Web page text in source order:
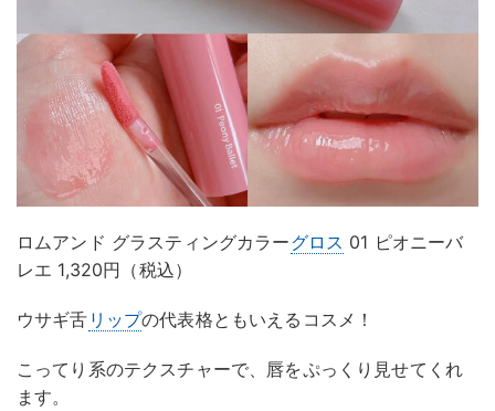
ロムアンド グラスティングカラーグロス 01 ピオニーバ
レエ 1,320円（税込）
ウサギ舌 リップの代表格ともいえるコスメ！
こってり系のテクスチャーで、唇をぷっくり見せてくれ
ます。